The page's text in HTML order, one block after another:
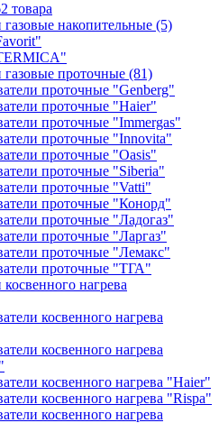
товара
газовые накопительные (5)
газовые проточные (81)
проточные "Genberg"
проточные "Haier"
проточные "Immergas"
проточные "Innovita"
проточные "Oasis"
проточные "Siberia"
проточные "Vatti"
проточные "Конорд"
проточные "Ладогаз"
проточные "Ларгаз"
проточные "Лемакс"
проточные "ТГА"
нагрева
косвенного нагрева
косвенного нагрева
косвенного нагрева "Haier"
косвенного нагрева "Rispa"
косвенного нагрева